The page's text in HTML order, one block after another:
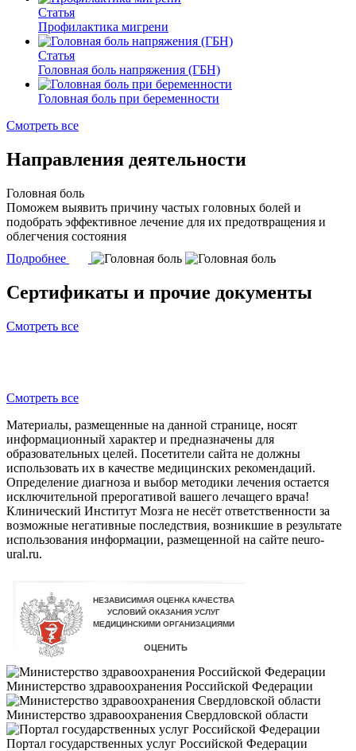
Статья
Профилактика мигрени
Статья
Головная боль напряжения (ГБН)
Головная боль при беременности
Смотреть все
Направления деятельности
Головная боль
Поможем выявить причину частых головных болей и
подобрать эффективное лечение для их предотвращения и
облегчения состояния
Подробнее
Сертификаты и прочие документы
Смотреть все
Смотреть все
Материалы, размещенные на данной странице, носят
информационный характер и предназначены для
образовательных целей. Посетители сайта не должны
использовать их в качестве медицинских рекомендаций.
Определение диагноза и выбор методики лечения остается
исключительной прерогативой вашего лечащего врача!
Клинический Институт Мозга не несёт ответственности за
возможные негативные последствия, возникшие в результате
использования информации, размещенной на сайте neuro-
ural.ru.
Министерство здравоохранения Российской Федерации
Министерство здравоохранения Свердловской области
Портал государственных услуг Российской Федерации